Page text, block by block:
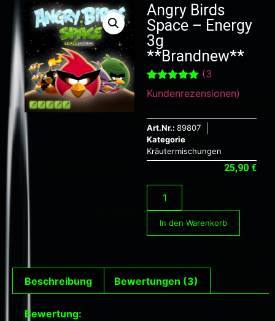
Angry Birds
Space – Energy
3g
**Brandnew**
Bewertet mit
5.00von 5,
auf
3
Kundenbewertungen
(3
Kundenrezensionen)
Art.Nr.: 89807
Kategorie
Kräutermischungen
25,90 €
In den Warenkorb
Beschreibung Bewertungen (3)
Bewertung: